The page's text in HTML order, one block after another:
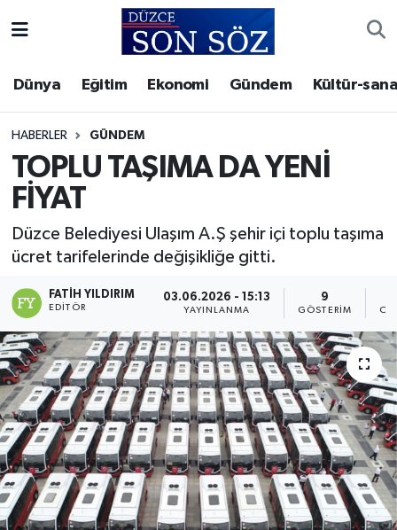
Dünya Eğitim Ekonomi Gündem Kültür-
HABERLER GÜNDEM
TOPLU TAŞIMA DA YENİ
FİYAT
Düzce Belediyesi Ulaşım A.Ş şehir içi toplu taşıma
ücret tarifelerinde değişikliğe gitti.
FATIH YILDIRIM
EDITÖR
03.06.2026 - 15:13
YAYINLANMA
9
GÖSTERIM
Gizlilik Sözleşmesi
İletişim
Künye
Video Galeri
Akçakoca Hava Durumu
Akçakoca Trafik Yoğunluk Haritası
Süper Lig Puan Durumu ve Fikstür
Tüm Manşetler
Son Dakika Haberleri
Haber Arşivi